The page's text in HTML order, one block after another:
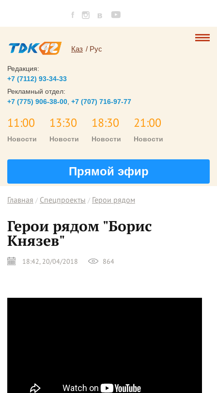
Қаз Рус
Редакция:
+7 (7112) 93-34-33
Рекламный отдел:
+7 (775) 906-38-00 +7 (707) 716-97-77
11:00
Новости
13:30
Новости
18:30
Новости
21:00
Новости
Прямой эфир
Главная Спецпроекты Герои рядом
Герои рядом "Борис
Князев"
18:42, 20/04/2018 864